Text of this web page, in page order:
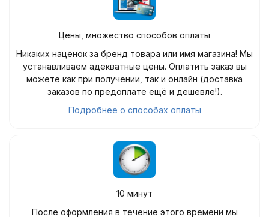
Цены, множество способов оплаты
Никаких наценок за бренд товара или имя магазина! Мы
устанавливаем адекватные цены. Оплатить заказ вы
можете как при получении, так и онлайн (доставка
заказов по предоплате ещё и дешевле!).
Подробнее о способах оплаты
10 минут
После оформления в течение этого времени мы